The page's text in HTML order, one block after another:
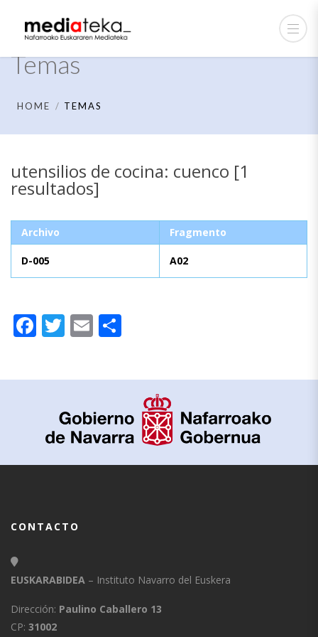
Temas
HOME TEMAS
utensilios de cocina: cuenco [1
resultados]
Archivo Fragmento
D-005 A02
Facebook
Twitter
Email
CONTACTO
EUSKARABIDEA – Instituto Navarro del Euskera
Dirección: Paulino Caballero 13
CP: 31002